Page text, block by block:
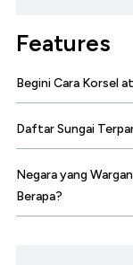
Features
Begini Cara Korsel
Daftar Sungai
Negara yang
Berapa?